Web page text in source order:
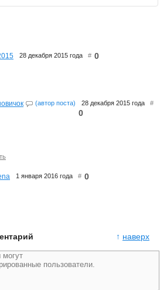
28 декабря 2015 года # 0
(автор поста) 28 декабря 2015 года #
0
1 января 2016 года # 0
↑ наверх